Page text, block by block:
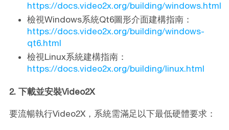
https://docs.video2x.org/building/windows.html
檢視Windows系統Qt6圖形介面建構指南：
https://docs.video2x.org/building/windows-
qt6.html
檢視Linux系統建構指南：
https://docs.video2x.org/building/linux.html
2. 下載並安裝Video2X
要流暢執行Video2X，系統需滿足以下最低硬體要求：